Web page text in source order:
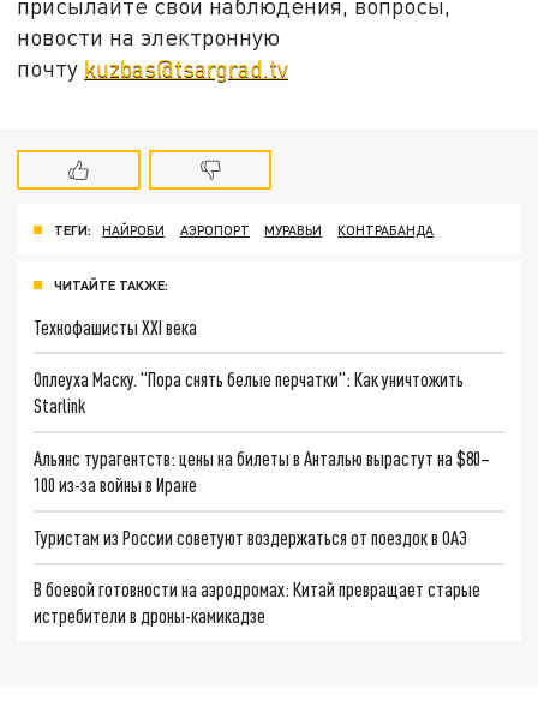
присылайте свои наблюдения, вопросы,
новости на электронную
почту kuzbas@tsargrad.tv
ТЕГИ: НАЙРОБИ АЭРОПОРТ МУРАВЬИ КОНТРАБАНДА
ЧИТАЙТЕ ТАКЖЕ:
Технофашисты XXI века
Оплеуха Маску. "Пора снять белые перчатки": Как уничтожить
Starlink
Альянс турагентств: цены на билеты в Анталью вырастут на $80–
100 из-за войны в Иране
Туристам из России советуют воздержаться от поездок в ОАЭ
В боевой готовности на аэродромах: Китай превращает старые
истребители в дроны-камикадзе